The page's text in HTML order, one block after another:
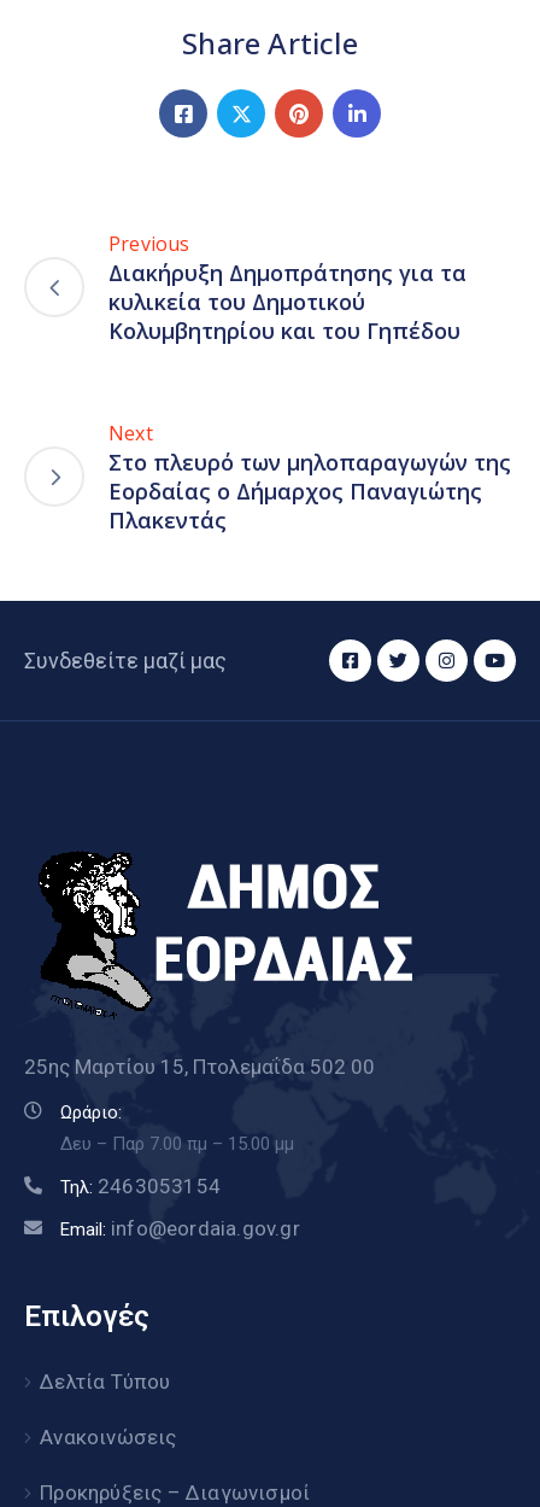
Share Article
Previous
Διακήρυξη Δημοπράτησης για τα
κυλικεία του Δημοτικού
Κολυμβητηρίου και του Γηπέδου
Next
Στο πλευρό των μηλοπαραγωγών της
Εορδαίας ο Δήμαρχος Παναγιώτης
Πλακεντάς
Συνδεθείτε μαζί μας
25ης Μαρτίου 15, Πτολεμαΐδα 502 00
Ωράριο:
Δευ – Παρ 7.00 πμ – 15.00 μμ
Τηλ: 2463053154
Email: info@eordaia.gov.gr
Επιλογές
Δελτία Τύπου
Ανακοινώσεις
Προκηρύξεις – Διαγωνισμοί